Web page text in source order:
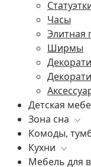
Часы
Элитная
Ширмы
Детская
Все
Комоды,
Зеркала
Зона сна
Все
Матрасы
Комоды,
Все
Бары
Кухни
Все
Мебель для